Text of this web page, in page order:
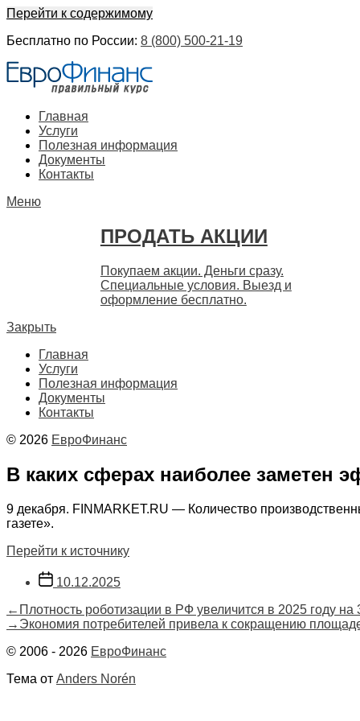
Перейти к содержимому
Бесплатно по России: 8 (800) 500-21-19
ЕвроФинанс
Главная
Услуги
Полезная информация
Документы
Контакты
Меню
ПРОДАТЬ АКЦИИ
Покупаем акции. Деньги сразу.
Специальные условия. Выезд и
оформление бесплатно.
Закрыть
Главная
Услуги
Полезная информация
Документы
Контакты
© 2026 ЕвроФинанс
В каких сферах наиболее заметен
9 декабря. FINMARKET.RU — Количество
газете».
Перейти к источнику
Дата
записи
10.12.2025
Навигация
по
записям
← Предыдущая
запись:
Плотность роботизации в РФ увеличится в 2025 году на
→ Следующая
Экономия потребителей привела к сокращению
© 2006 - 2026 ЕвроФинанс
Тема от Anders Norén